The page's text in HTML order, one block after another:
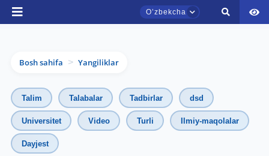
Oʼzbekcha
Bosh sahifa > Yangiliklar
Talim Talabalar Tadbirlar dsd
Universitet Video Turli Ilmiy-maqolalar
DayjestTDYU qabul murojaatlari chati